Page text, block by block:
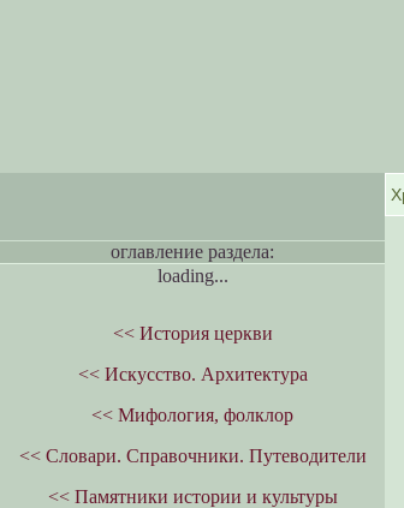
оглавление раздела:
loading...
<< История церкви
<< Искусство. Архитектура
<< Мифология, фолклор
<< Словари. Справочники. Путеводители
<< Памятники истории и культуры